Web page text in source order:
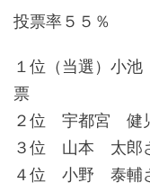
投票率５５％
１位（当選）小
票
２位 宇都宮 健
３位 山本 太郎
４位 小野 泰輔